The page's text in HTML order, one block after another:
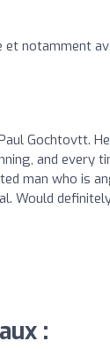
et notamment
Gochtovtt.
and every
man who is
Would
: